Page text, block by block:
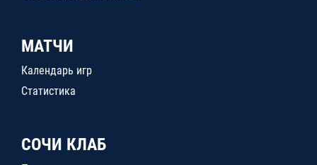
МАТЧИ
Календарь игр
Статистика
СОЧИ КЛАБ